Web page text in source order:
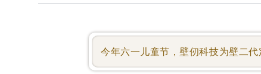
今年六一儿童节，壁仞科技为壁二代